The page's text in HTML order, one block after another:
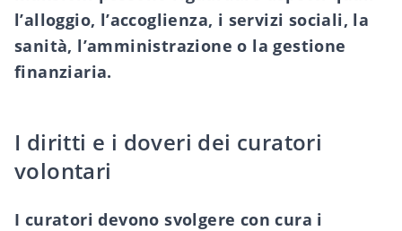
l’alloggio, l’accoglienza, i servizi sociali, la
sanità, l’amministrazione o la gestione
finanziaria.
I diritti e i doveri dei curatori
volontari
I curatori devono svolgere con cura i